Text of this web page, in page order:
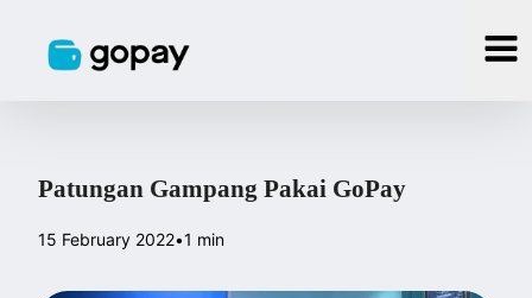
Patungan Gampang Pakai GoPay
15 February 2022•1 min